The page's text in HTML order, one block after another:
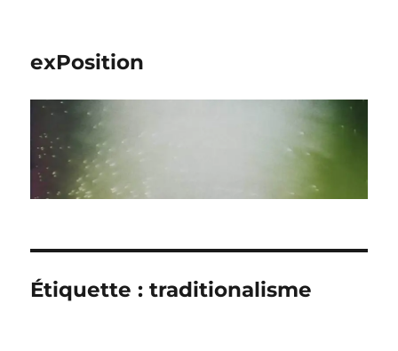
exPosition
Étiquette :traditionalisme